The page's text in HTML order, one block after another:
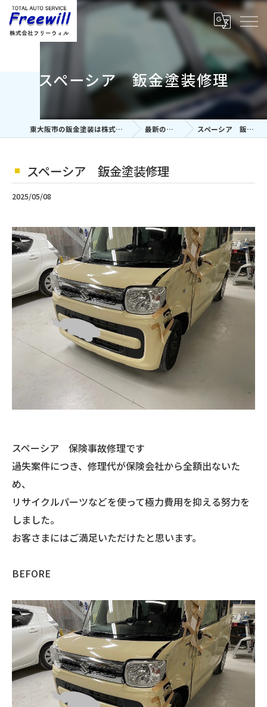
スペーシア 鈑金塗装修理
東大阪市の鈑金塗装は株式会社フリーウィル 最新の施工事例 スペーシア 鈑金塗装修理
スペーシア 鈑金塗装修理
2025/05/08
スペーシア 保険事故修理です
過失案件につき、修理代が保険会社から全額出ないた
め、
リサイクルパーツなどを使って極力費用を抑える努力を
しました。
お客さまにはご満足いただけたと思います。
BEFORE